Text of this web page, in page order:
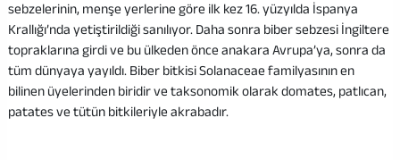
sebzelerinin, menşe yerlerine göre ilk kez 16. yüzyılda İspanya
Krallığı’nda yetiştirildiği sanılıyor. Daha sonra biber sebzesi İngiltere
topraklarına girdi ve bu ülkeden önce anakara Avrupa’ya, sonra da
tüm dünyaya yayıldı. Biber bitkisi Solanaceae familyasının en
bilinen üyelerinden biridir ve taksonomik olarak domates, patlıcan,
patates ve tütün bitkileriyle akrabadır.